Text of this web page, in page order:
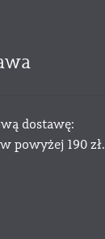
dostawę:
powyżej 190 zł.